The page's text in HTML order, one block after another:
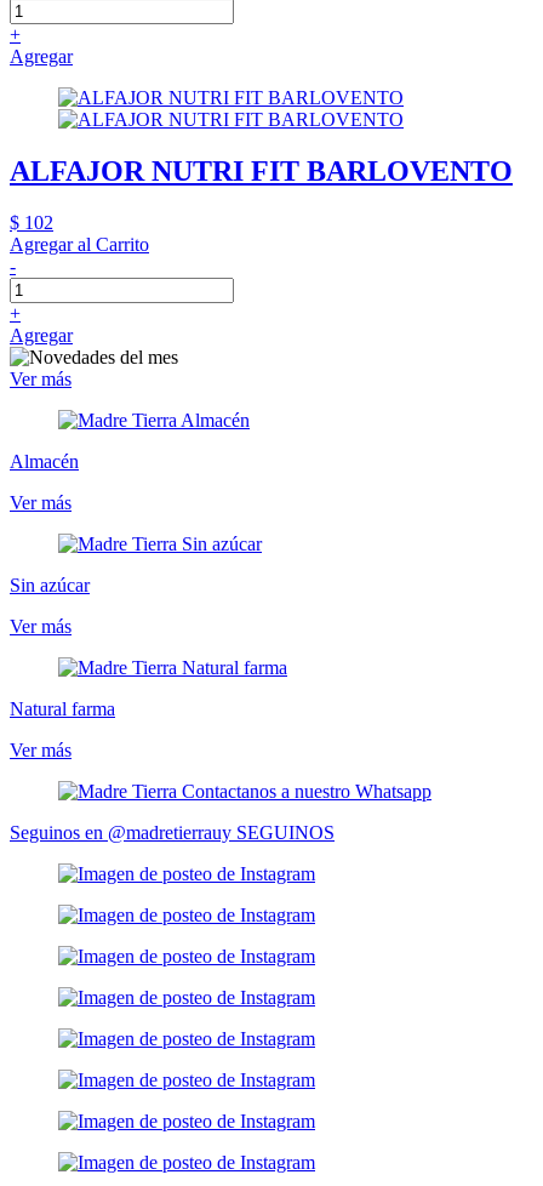
+
Agregar
ALFAJOR NUTRI FIT BARLOVENTO
$ 102
Agregar al Carrito
-
+
Agregar
Ver más
Almacén
Ver más
Sin azúcar
Ver más
Natural farma
Ver más
Seguinos en @madretierrauy SEGUINOS